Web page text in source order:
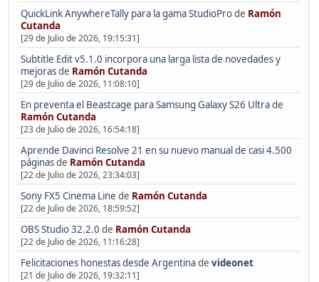
QuickLink AnywhereTally para la gama StudioProde Ramón
Cutanda
[29 de Julio de 2026, 19:15:31]
Subtitle Edit v5.1.0 incorpora una larga lista de novedades y
mejorasde Ramón Cutanda
[29 de Julio de 2026, 11:08:10]
En preventa el Beastcage para Samsung Galaxy S26 Ultrade
Ramón Cutanda
[23 de Julio de 2026, 16:54:18]
Aprende Davinci Resolve 21 en su nuevo manual de casi 4.500
páginasde Ramón Cutanda
[22 de Julio de 2026, 23:34:03]
Sony FX5 Cinema Line de Ramón Cutanda
[22 de Julio de 2026, 18:59:52]
OBS Studio 32.2.0 de Ramón Cutanda
[22 de Julio de 2026, 11:16:28]
Felicitaciones honestas desde Argentinade videonet
[21 de Julio de 2026, 19:32:11]